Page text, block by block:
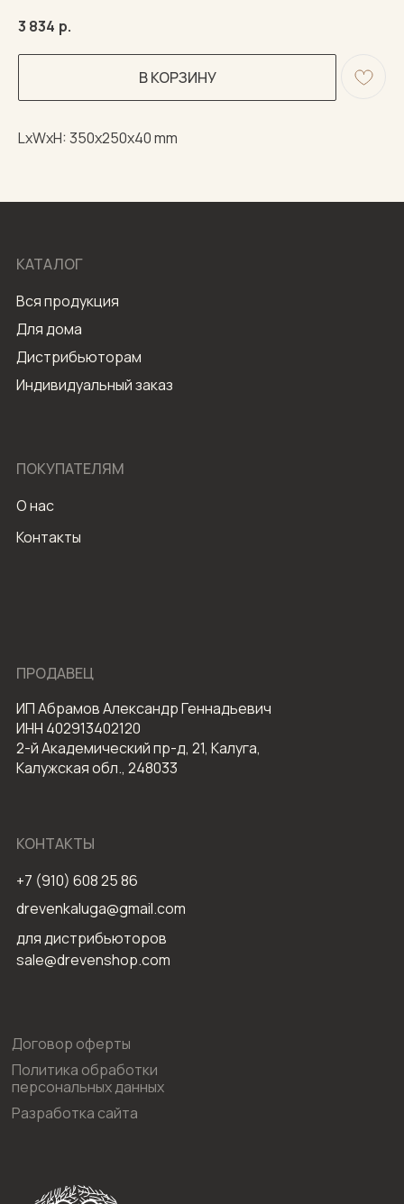
3 834 р.
В КОРЗИНУ
LxWxH: 350x250x40 mm
Вся продукция
О нас
Индивидуальный заказ
Дистрибьюторам
Политика обработки
персональных данных
Договор оферты
Для дома
+7 (910) 608 25 86
Разработка сайта
ПРОДАВЕЦ
ИП Абрамов Александр Геннадьевич
ИНН 402913402120
2-й Академический пр-д, 21, Калуга,
Калужская обл., 248033
КАТАЛОГ
ПОКУПАТЕЛЯМ
КОНТАКТЫ
для дистрибьюторов
sale@drevenshop.com
Контакты
drevenkaluga@gmail.com